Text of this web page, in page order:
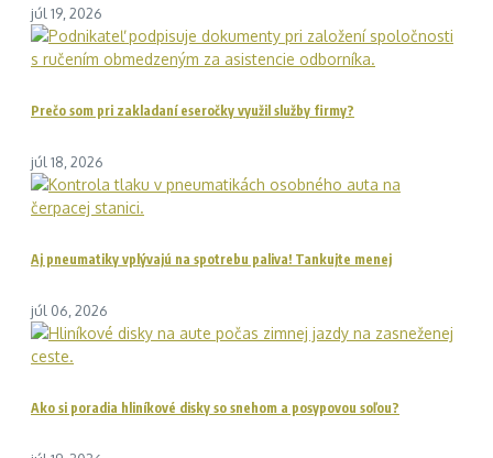
júl 19, 2026
Prečo som pri zakladaní eseročky využil služby firmy?
júl 18, 2026
Aj pneumatiky vplývajú na spotrebu paliva! Tankujte menej
júl 06, 2026
Ako si poradia hliníkové disky so snehom a posypovou soľou?